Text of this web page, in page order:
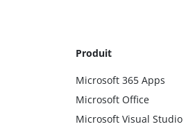
Produit
Microsoft 365 Apps
Microsoft Office
Microsoft Visual Studio